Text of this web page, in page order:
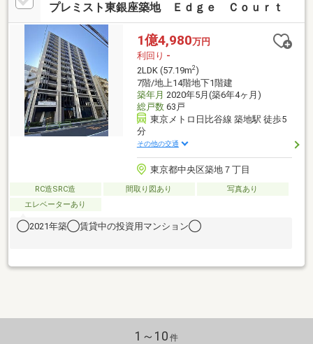
プレミスト東銀座築地 Ｅｄｇｅ Ｃｏｕｒｔ
1億4,980万円
利回り -
2LDK (57.19m2)
7階/地上14階地下1階建
築年月 2020年5月(築6年4ヶ月)
総戸数63戸
東京メトロ日比谷線 築地駅 徒歩5
分
その他の交通
東京都中央区築地７丁目
RC造SRC造 間取り図あり
写真あり
エレベーターあり
◯2021年築◯賃貸中の投資用マンション◯
1～10 件